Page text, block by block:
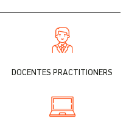
DOCENTES PRACTITIONERS